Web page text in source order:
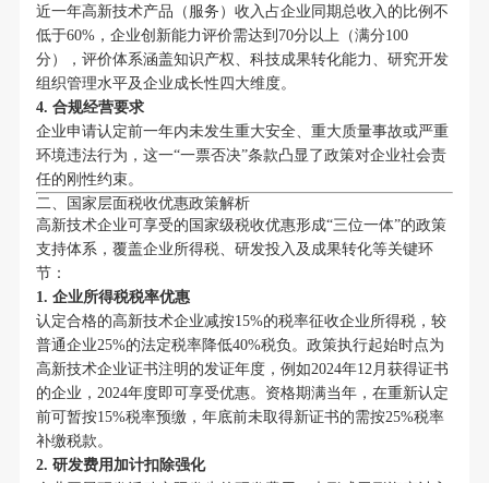
近一年高新技术产品（服务）收入占企业同期总收入的比例不
低于60%，企业创新能力评价需达到70分以上（满分100
分），评价体系涵盖知识产权、科技成果转化能力、研究开发
组织管理水平及企业成长性四大维度。
4. 合规经营要求
企业申请认定前一年内未发生重大安全、重大质量事故或严重
环境违法行为，这一“一票否决”条款凸显了政策对企业社会责
任的刚性约束。
二、国家层面税收优惠政策解析
高新技术企业可享受的国家级税收优惠形成“三位一体”的政策
支持体系，覆盖企业所得税、研发投入及成果转化等关键环
节：
1. 企业所得税税率优惠
认定合格的高新技术企业减按15%的税率征收企业所得税，较
普通企业25%的法定税率降低40%税负。政策执行起始时点为
高新技术企业证书注明的发证年度，例如2024年12月获得证书
的企业，2024年度即可享受优惠。资格期满当年，在重新认定
前可暂按15%税率预缴，年底前未取得新证书的需按25%税率
补缴税款。
2. 研发费用加计扣除强化